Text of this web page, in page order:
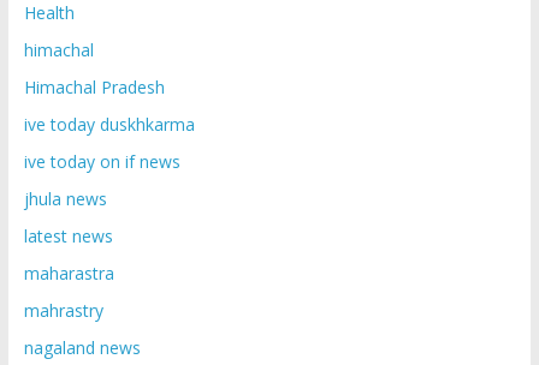
Health
himachal
Himachal Pradesh
ive today duskhkarma
ive today on if news
jhula news
latest news
maharastra
mahrastry
nagaland news